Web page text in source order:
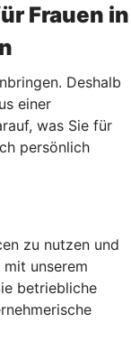
Frauen in
Deshalb
einer
was Sie für
persönlich
zu nutzen und
mit unserem
betriebliche